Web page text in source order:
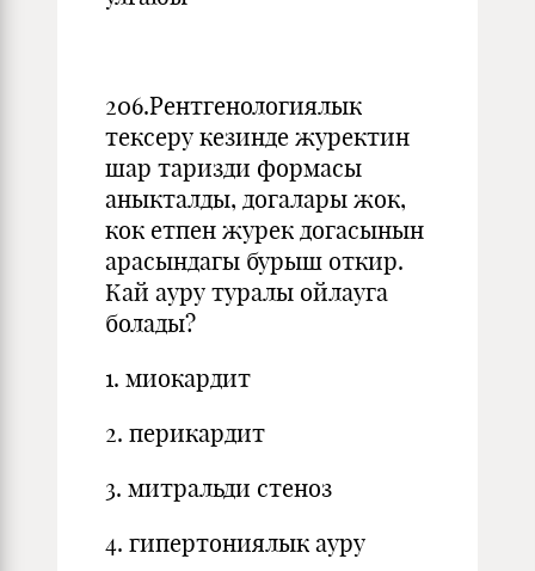
206.Рентгенологиялык
тексеру кезинде журектин
шар таризди формасы
аныкталды, догалары жок,
кок етпен журек догасынын
арасындагы бурыш откир.
Кай ауру туралы ойлауга
болады?
1. миокардит
2. перикардит
3. митральди стеноз
4. гипертониялык ауру